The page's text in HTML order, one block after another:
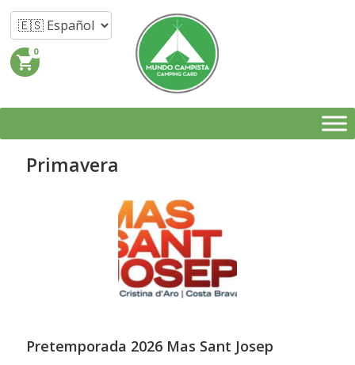
shopping_cart
0
Primavera
Pretemporada 2026 Mas Sant Josep